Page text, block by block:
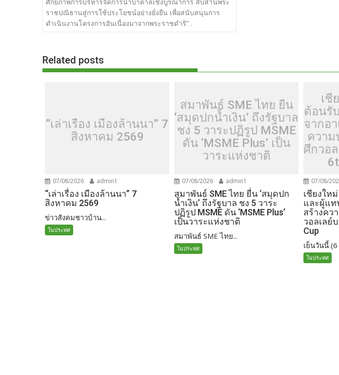
b
o
o
k
er di
t
g
er
bl
r
e
st
y
Li
n
e
ราชปณิธานสู่การใช้ประโยชน์อย่างยั่งยืน เพื่อสนับสนุนการ
ดำเนินงานโครงการอันเนื่องมาจากพระราชดำริ” .
Related posts
“เล่าเรื่อง เมืองล้านนา” 7
สิงหาคม 2569
07/08/2026 admin1
“เล่าเรื่อง เมืองล้านนา” 7
สิงหาคม 2569
ข่าวสังคมชาวบ้าน...
ในประทศ
สมาพันธ์ SME ไทย ยื่น
‘สมุดปกน้ำเงิน’ ถึงรัฐบาล
ชง 5 วาระปฏิรูป MSME
ดัน ‘MSME Plus’ เป็น
วาระแห่งชาติ
07/08/2026 admin1
สมาพันธ์ SME ไทย ยื่น ‘สมุดปก
น้ำเงิน’ ถึงรัฐบาล ชง 5 วาระ
ปฏิรูป MSME ดัน ‘MSME Plus’
เป็นวาระแห่งชาติ
สมาพันธ์ SME ไทย...
ในประทศ
เชี
ต้อนรั
จากอ
ความ
ศึกวอ
07/08/
เชียงให
และผู้แท
สร้างคว
วอลเลย์
Cup
เย็นวันนี้ (6
ในประทศ